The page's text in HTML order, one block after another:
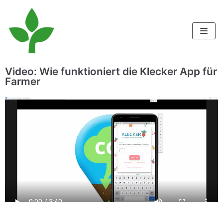
Inhalt
Video: Wie funktioniert die Klecker App für
Farmer